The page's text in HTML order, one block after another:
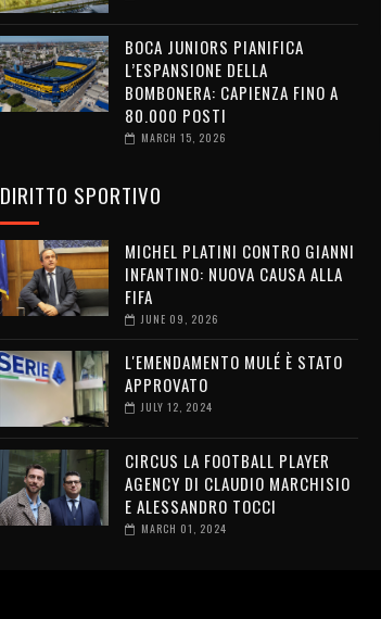
BOCA JUNIORS PIANIFICA
L’ESPANSIONE DELLA
BOMBONERA: CAPIENZA FINO A
80.000 POSTI
MARCH 15, 2026
DIRITTO SPORTIVO
MICHEL PLATINI CONTRO GIANNI
INFANTINO: NUOVA CAUSA ALLA
FIFA
JUNE 09, 2026
L'EMENDAMENTO MULÉ È STATO
APPROVATO
JULY 12, 2024
CIRCUS LA FOOTBALL PLAYER
AGENCY DI CLAUDIO MARCHISIO
E ALESSANDRO TOCCI
MARCH 01, 2024